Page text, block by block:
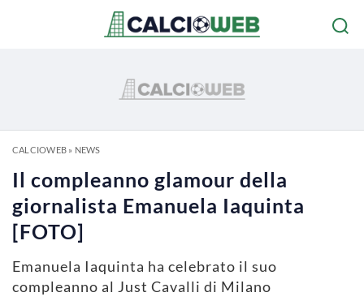
CALCIOWEB» NEWS
Il compleanno glamour della
giornalista Emanuela Iaquinta
[FOTO]
Emanuela Iaquinta ha celebrato il suo
compleanno al Just Cavalli di Milano